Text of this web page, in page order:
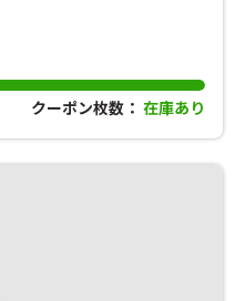
クーポン枚数： 在庫あり